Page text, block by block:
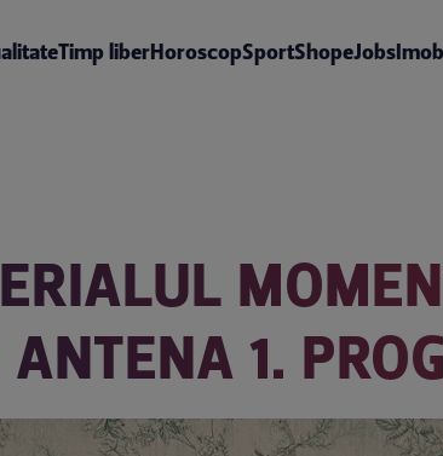
Timp liberHoroscopSportShopeJobs
1.